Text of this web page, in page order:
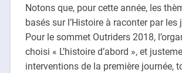
Notons que, pour cette année, les
basés sur l’Histoire à raconter par les
Pour le sommet Outriders 2018,
choisi « L’histoire d’abord », et
interventions de la première journée,